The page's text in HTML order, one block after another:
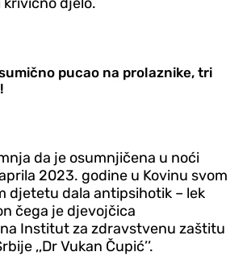
pucao na prolaznike, tri
da je osumnjičena u noći
2023. godine u Kovinu svom
djetetu dala antipsihotik – lek
čega je djevojčica
Institut za zdravstvenu zaštitu
,,Dr Vukan Čupić’’.